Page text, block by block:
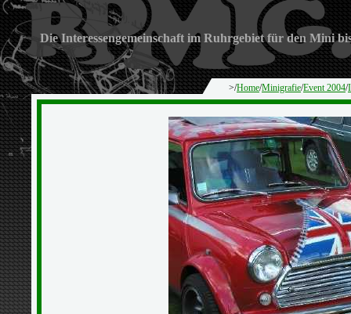
Die Interessengemeinschaft im Ruhrgebiet für den Mini
>/Home/Minigrafie/Event 2004/